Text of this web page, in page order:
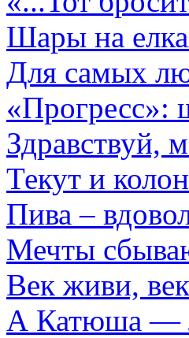
Шары на
Для самых
«Прогресс»:
Здравствуй,
Текут и
Пива –
Мечты
Век живи,
А Катюша —